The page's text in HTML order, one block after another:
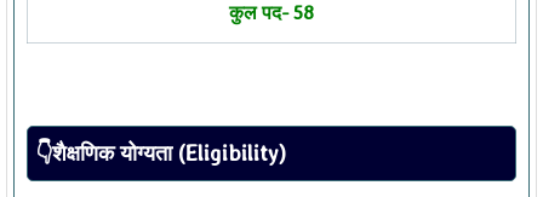
कुल पद- 58
👇शैक्षणिक योग्यता (Eligibility)